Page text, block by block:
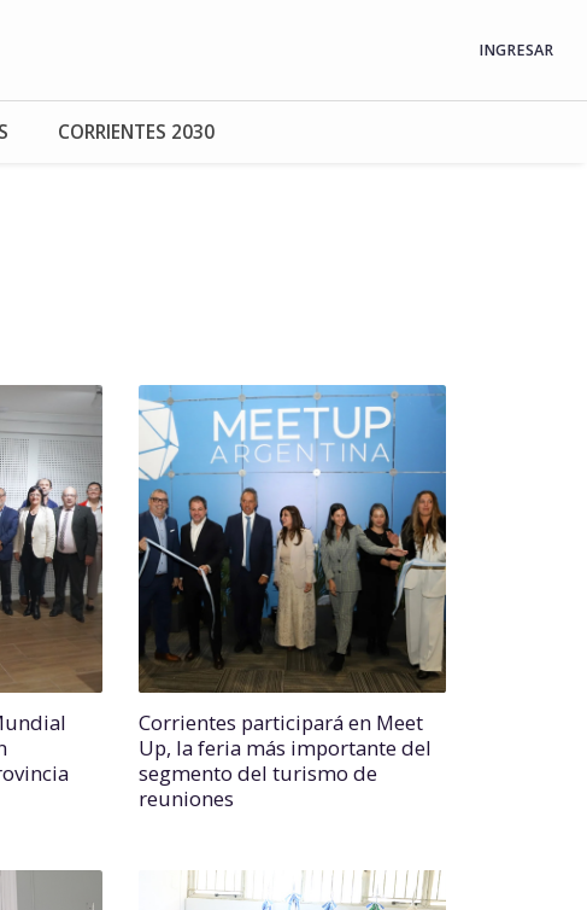
INGRESAR
CORRIENTES 2030
Corrientes participará en Meet
Up, la feria más importante del
segmento del turismo de
reuniones